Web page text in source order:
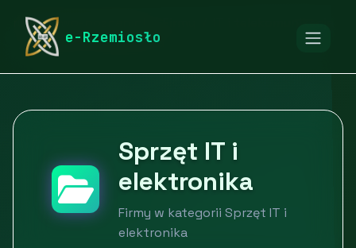
e-Rzemiosło
rymarstwo-poznan.pl
Sprzęt IT i elektronika
Sprzęt IT i
elektronika
Firmy w kategorii Sprzęt IT i
elektronika